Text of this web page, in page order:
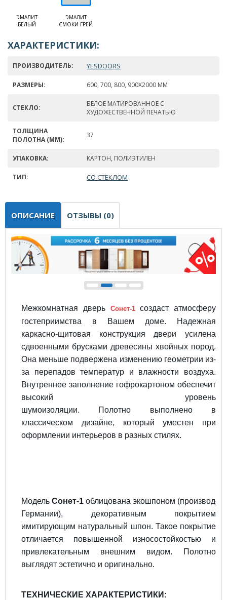
ЭМАЛИТ
БЕЛЫЙ
ЭМАЛИТ
СМОКИ ГРЕЙ
ХАРАКТЕРИСТИКИ:
ПРОИЗВОДИТЕЛЬ: YESDOORS
РАЗМЕРЫ: 600, 700, 800, 900Х2000 ММ
СТЕКЛО:
БЕЛОЕ МАТИРОВАННОЕ С
ХУДОЖЕСТВЕННОЙ ПЕЧАТЬЮ
ТОЛЩИНА
ПОЛОТНА (ММ):
37
УПАКОВКА: КАРТОН, ПОЛИЭТИЛЕН
ТИП: СО СТЕКЛОМ
ОПИСАНИЕ ОТЗЫВЫ (0)
Межкомнатная дверь Сонет-1создаст атмосферу
гостеприимства в Вашем доме. Надежная
каркасно-щитовая конструкция двери усилена
сдвоенными брусками древесины хвойных пород.
Она меньше подвержена изменению геометрии из-
за перепадов температур и влажности воздуха.
Внутреннее заполнение гофрокартоном обеспечит
высокий уровень
шумоизоляции. Полотно выполнено в
классическом дизайне, который уместен при
оформлении интерьеров в разных стилях.
Модель Сонет-1 облицована экошпоном
Германии), декоративным покрытием
имитирующим натуральный шпон. Такое покрытие
отличается повышенной износостойкостью и
привлекательным внешним видом. Полотно
выглядят эстетично и оригинально.
ТЕХНИЧЕСКИЕ ХАРАКТЕРИСТИКИ: